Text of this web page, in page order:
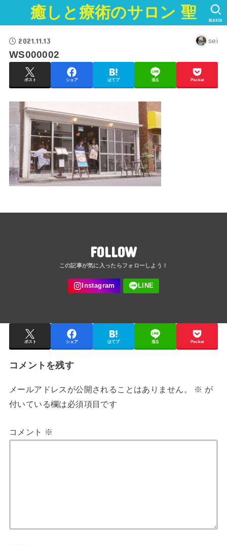
癒しと療術のサロン 聖 SEARCH
2021.11.13 sei
WS000002
ポスト シェア はてブ 送る Pocket
FOLLOW
ポスト シェア はてブ 送る Pocket
コメントを残す
メールアドレスが公開されることはありません。 ※ が
付いている欄は必須項目です
コメント ※